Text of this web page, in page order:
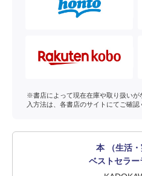
※書店によって現在在庫や取り扱いが
入方法は、各書店のサイトにてご確認
本 （生活・
ベストセラー